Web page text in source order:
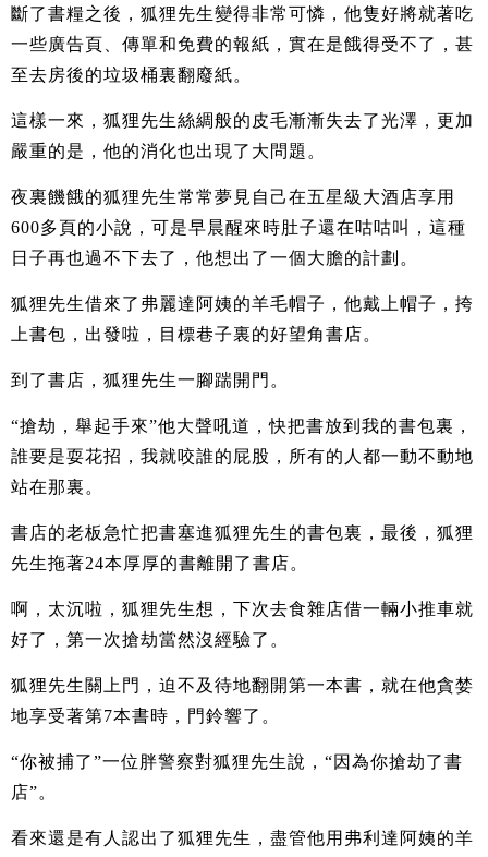
斷了書糧之後，狐狸先生變得非常可憐，他隻好將就著吃
一些廣告頁、傳單和免費的報紙，實在是餓得受不了，甚
至去房後的垃圾桶裏翻廢紙。
這樣一來，狐狸先生絲綢般的皮毛漸漸失去了光澤，更加
嚴重的是，他的消化也出現了大問題。
夜裏饑餓的狐狸先生常常夢見自己在五星級大酒店享用
600多頁的小說，可是早晨醒來時肚子還在咕咕叫，這種
日子再也過不下去了，他想出了一個大膽的計劃。
狐狸先生借來了弗麗達阿姨的羊毛帽子，他戴上帽子，挎
上書包，出發啦，目標巷子裏的好望角書店。
到了書店，狐狸先生一腳踹開門。
“搶劫，舉起手來”他大聲吼道，快把書放到我的書包裏，
誰要是耍花招，我就咬誰的屁股，所有的人都一動不動地
站在那裏。
書店的老板急忙把書塞進狐狸先生的書包裏，最後，狐狸
先生拖著24本厚厚的書離開了書店。
啊，太沉啦，狐狸先生想，下次去食雜店借一輛小推車就
好了，第一次搶劫當然沒經驗了。
狐狸先生關上門，迫不及待地翻開第一本書，就在他貪婪
地享受著第7本書時，門鈴響了。
“你被捕了”一位胖警察對狐狸先生說，“因為你搶劫了書
店”。
看來還是有人認出了狐狸先生，盡管他用弗利達阿姨的羊